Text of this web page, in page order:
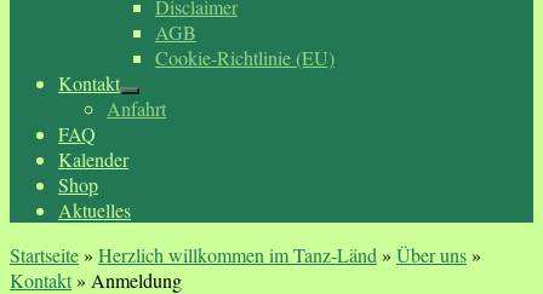
Disclaimer
AGB
Cookie-Richtlinie (EU)
Kontakt
Anfahrt
FAQ
Kalender
Shop
Aktuelles
Startseite» Herzlich willkommen im Tanz-Länd » Über uns»
Kontakt» Anmeldung